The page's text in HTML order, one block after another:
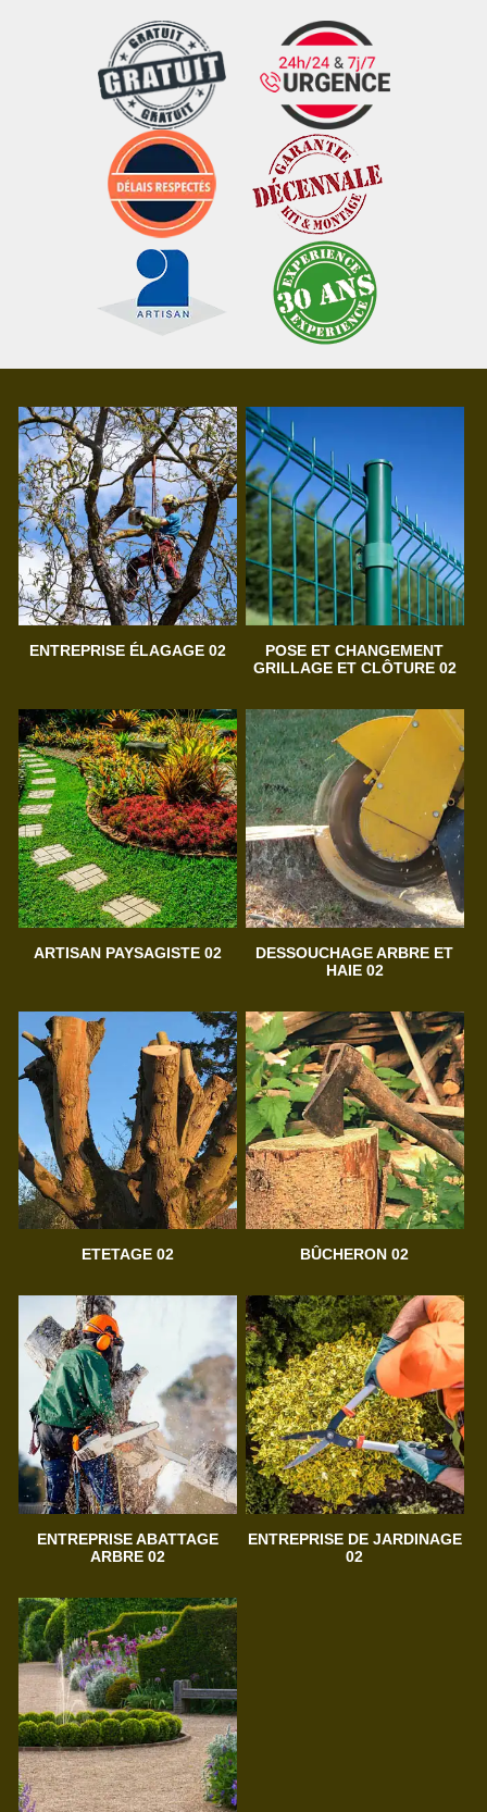
ENTREPRISE ÉLAGAGE 02
POSE ET CHANGEMENT
GRILLAGE ET CLÔTURE 02
ARTISAN PAYSAGISTE 02
DESSOUCHAGE ARBRE ET
HAIE 02
ETETAGE 02 BÛCHERON 02
ENTREPRISE ABATTAGE
ARBRE 02
ENTREPRISE DE JARDINAGE
02